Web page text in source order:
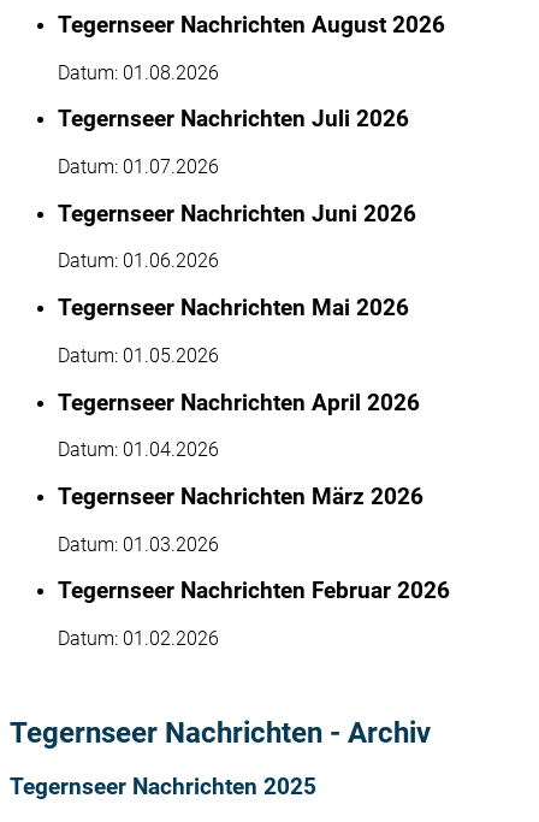
Tegernseer Nachrichten August 2026
Datum: 01.08.2026
Tegernseer Nachrichten Juli 2026
Datum: 01.07.2026
Tegernseer Nachrichten Juni 2026
Datum: 01.06.2026
Tegernseer Nachrichten Mai 2026
Datum: 01.05.2026
Tegernseer Nachrichten April 2026
Datum: 01.04.2026
Tegernseer Nachrichten März 2026
Datum: 01.03.2026
Tegernseer Nachrichten Februar 2026
Datum: 01.02.2026
Tegernseer Nachrichten - Archiv
Tegernseer Nachrichten 2025